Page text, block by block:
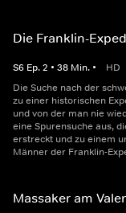
Die Franklin-
S6 Ep.2 • 38 Min. • HD
Die Suche nach der
zu einer historischen
und von der man nie
eine Spurensuche aus,
erstreckt und zu einem
Männer der Franklin-
Massaker am